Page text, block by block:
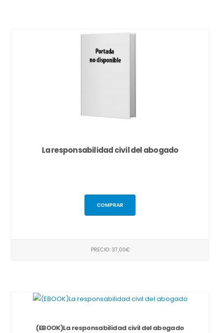
La responsabilidad civil del abogado
COMPRAR
PRECIO: 37,00€
(EBOOK)La responsabilidad civil del abogado